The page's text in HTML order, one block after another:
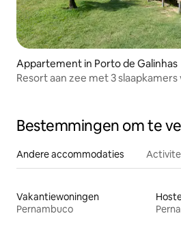
Appartement in Porto de Galinhas
Resort aan zee met 3
Bestemmingen om te
Andere accommodaties
Vakantiewoningen
Pernambuco